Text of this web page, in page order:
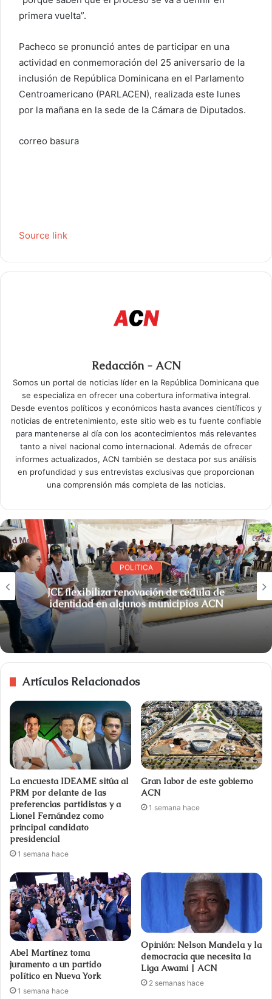
primera vuelta”.
Pacheco se pronunció antes de participar en una
actividad en conmemoración del 25 aniversario de la
inclusión de República Dominicana en el Parlamento
Centroamericano (PARLACEN), realizada este lunes
por la mañana en la sede de la Cámara de Diputados.
correo basura
Source link
Redacción - ACN
Somos un portal de noticias líder en la República Dominicana que
se especializa en ofrecer una cobertura informativa integral.
Desde eventos políticos y económicos hasta avances científicos y
noticias de entretenimiento, este sitio web es tu fuente confiable
para mantenerse al día con los acontecimientos más relevantes
tanto a nivel nacional como internacional. Además de ofrecer
informes actualizados, ACN también se destaca por sus análisis
en profundidad y sus entrevistas exclusivas que proporcionan
una comprensión más completa de las noticias.
POLITICA
JCE flexibiliza renovación de cédula de
identidad en algunos municipios ACN
Artículos Relacionados
La encuesta IDEAME sitúa al
PRM por delante de las
preferencias partidistas y a
Lionel Fernández como
principal candidato
presidencial
1 semana hace
Gran labor de este gobierno
ACN
1 semana hace
Abel Martínez toma
juramento a un partido
político en Nueva York
1 semana hace
Opinión: Nelson Mandela y la
democracia que necesita la
Liga Awami | ACN
2 semanas hace